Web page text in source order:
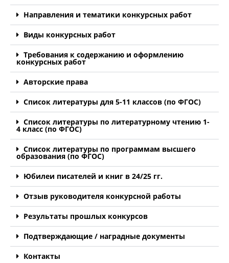
Направления и тематики конкурсных работ
Виды конкурсных работ
Требования к содержанию и оформлению
конкурсных работ
Авторские права
Список литературы для 5-11 классов (по ФГОС)
Список литературы по литературному чтению 1-
4 класс (по ФГОС)
Список литературы по программам высшего
образования (по ФГОС)
Юбилеи писателей и книг в 24/25 гг.
Отзыв руководителя конкурсной работы
Результаты прошлых конкурсов
Подтверждающие / наградные документы
Контакты